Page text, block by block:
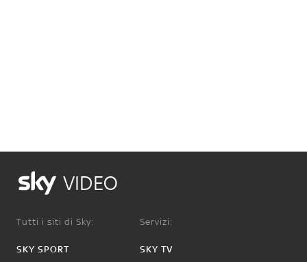
VIDEO
Tutti i siti di Sky:
SKY SPORT
Servizi:
SKY TV